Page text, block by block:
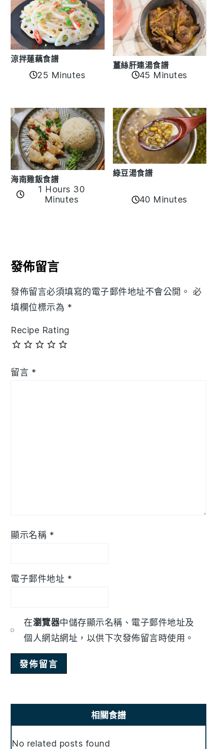
涼拌蓮藕食譜
25 Minutes
薑絲肝連湯食譜
45 Minutes
海南雞飯食譜
1 Hours 30
Minutes
綠豆湯食譜
40 Minutes
Interactions
發佈留言
發佈留言必須填寫的電子郵件地址不會公開。 必
填欄位標示為 *
Recipe Rating
留言 *
顯示名稱 *
電子郵件地址 *
在瀏覽器中儲存顯示名稱、電子郵件地址及
個人網站網址，以供下次發佈留言時使用。
Sidebar
相關食譜
No related posts found